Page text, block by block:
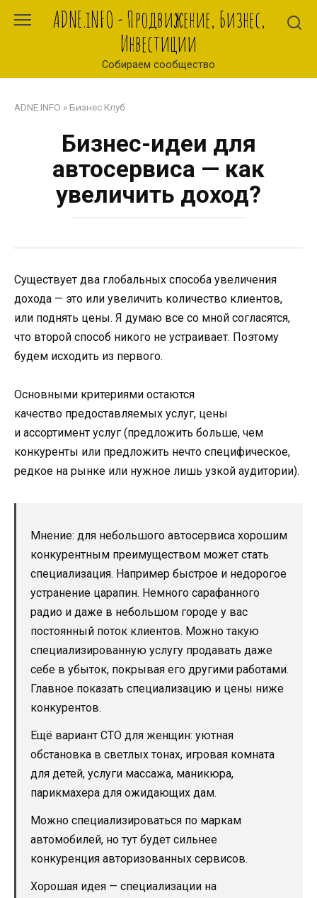
ADNE.iNFO - Продвижение, Бизнес,
Инвестиции
Собираем сообщество
ADNE.INFO »Бизнес Клуб
Бизнес-идеи для
автосервиса — как
увеличить доход?
Существует два глобальных способа увеличения
дохода — это или увеличить количество клиентов,
или поднять цены. Я думаю все со мной согласятся,
что второй способ никого не устраивает. Поэтому
будем исходить из первого.
Основными критериями остаются
качество предоставляемых услуг, цены
и ассортимент услуг (предложить больше, чем
конкуренты или предложить нечто специфическое,
редкое на рынке или нужное лишь узкой аудитории).
Мнение: для небольшого автосервиса хорошим
конкурентным преимуществом может стать
специализация. Например быстрое и недорогое
устранение царапин. Немного сарафанного
радио и даже в небольшом городе у вас
постоянный поток клиентов. Можно такую
специализированную услугу продавать даже
себе в убыток, покрывая его другими работами.
Главное показать специализацию и цены ниже
конкурентов.
Ещё вариант СТО для женщин: уютная
обстановка в светлых тонах, игровая комната
для детей, услуги массажа, маникюра,
парикмахера для ожидающих дам.
Можно специализироваться по маркам
автомобилей, но тут будет сильнее
конкуренция авторизованных сервисов.
Хорошая идея — специализации на